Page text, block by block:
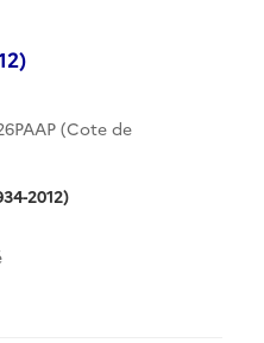
(Cote de
2012)